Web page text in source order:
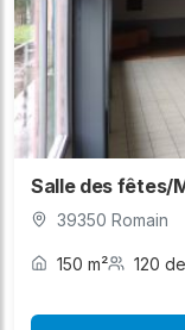
Salle des fêtes/
39350 Romain
150 m² 120